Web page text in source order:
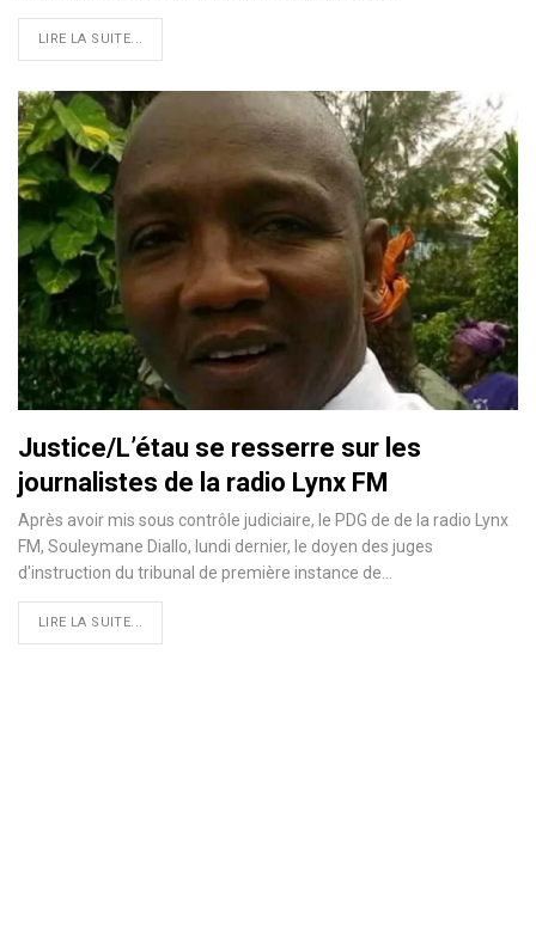
LIRE LA SUITE...
Justice/L’étau se resserre sur les
journalistes de la radio Lynx FM
Après avoir mis sous contrôle judiciaire, le PDG de de la radio Lynx
FM, Souleymane Diallo, lundi dernier, le doyen des juges
d'instruction du tribunal de première instance de…
LIRE LA SUITE...